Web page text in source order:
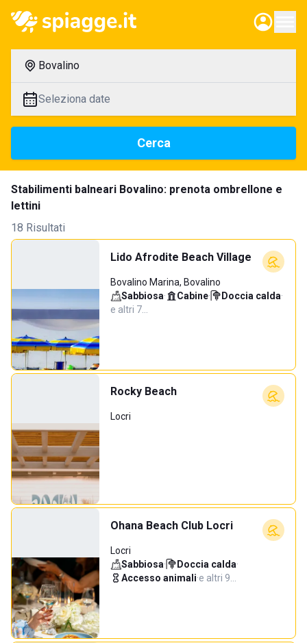
Bovalino
Seleziona date
Cerca
Stabilimenti balneari Bovalino: prenota ombrellone e
lettini
18 Risultati
Lido Afrodite Beach Village
Bovalino Marina, Bovalino
Sabbiosa· Cabine· Doccia calda·
e altri 7…
Rocky Beach
Locri
Ohana Beach Club Locri
Locri
Sabbiosa· Doccia calda·
Accesso animali·e altri 9…